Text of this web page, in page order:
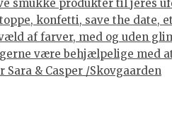
smukke produkter til jeres
konfetti, save the date,
af farver, med og uden
være behjælpelige med
& Casper /Skovgaarden